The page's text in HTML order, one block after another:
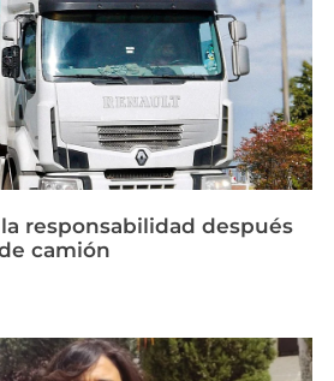
responsabilidad después
camión